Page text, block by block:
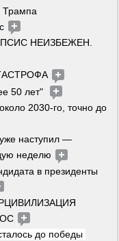
Трампа
НЕИЗБЕЖЕН.
50 лет"
2030-го, точно до
наступил —
неделю
в президенты
до победы